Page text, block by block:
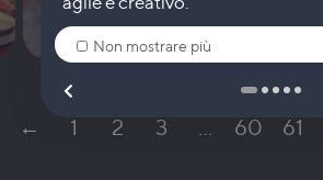
930€-6, 7 o 8 giorni
← 1 2 3 … 60 61
Non mostrare più